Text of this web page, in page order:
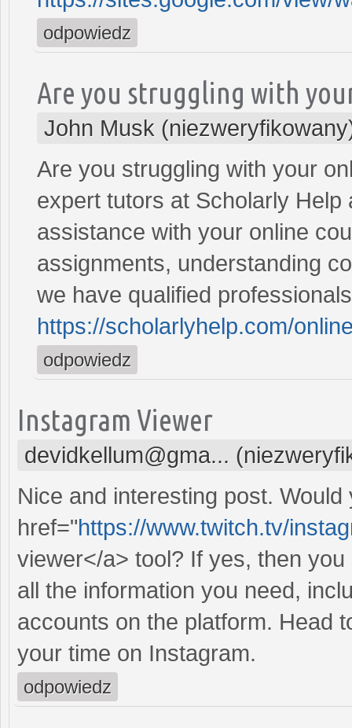
odpowiedz
Are you struggling with
John Musk
Are you struggling with your
expert tutors at Scholarly
assistance with your online
assignments, understanding
we have qualified
https://scholarlyhelp.com/
odpowiedz
Instagram Viewer
devidkellum@gma...
Nice and interesting post.
href="https://www.twitch.tv/
viewer</a> tool? If yes, then
all the information you need,
accounts on the platform. Head
your time on Instagram.
odpowiedz